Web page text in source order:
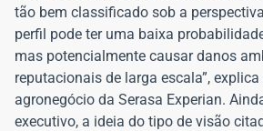
tão bem classificado sob a
perfil pode ter uma baixa
mas potencialmente causar danos
reputacionais de larga escala”,
agronegócio da Serasa Experian.
executivo, a ideia do tipo de visão